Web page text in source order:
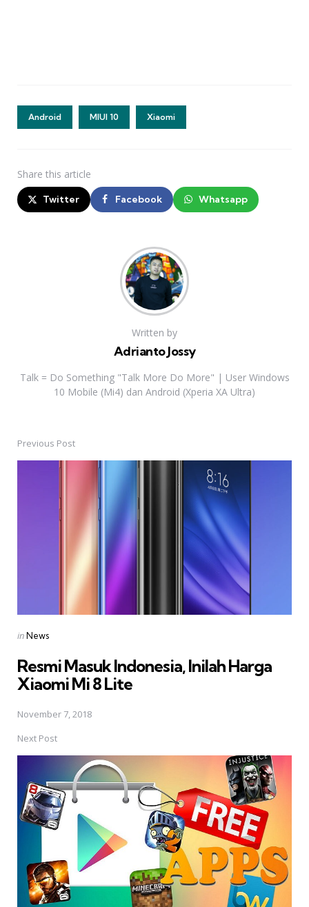
Android MIUI 10 Xiaomi
Share this article
Twitter Facebook Whatsapp
Written by
Adrianto Jossy
Talk = Do Something "Talk More Do More" | User Windows
10 Mobile (Mi4) dan Android (Xperia XA Ultra)
Post
navigation
Previous Post
Posted
inNews
Resmi Masuk Indonesia, Inilah Harga
Xiaomi Mi 8 Lite
November 7, 2018
Next Post